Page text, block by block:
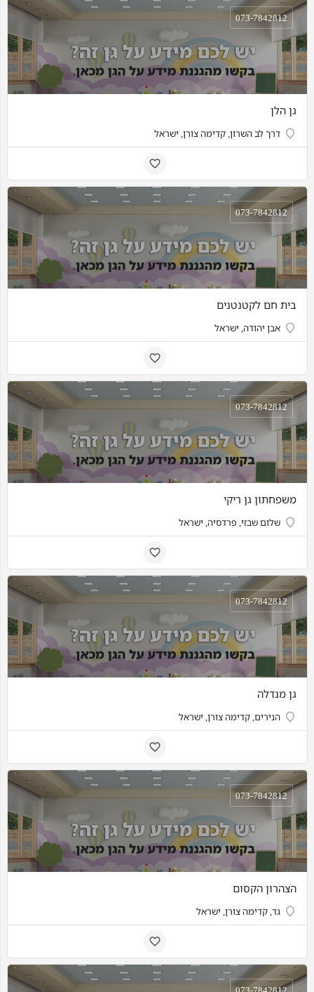
גן הלן
דרך לב השרון, קדימה צורן, ישראל
073-7842812
בית חם לקטנטנים
אבן יהודה, ישראל
073-7842812
משפחתון גן ריקי
שלום שבזי, פרדסיה, ישראל
073-7842812
גן מנדלה
הנירים, קדימה צורן, ישראל
073-7842812
הצהרון הקסום
גד, קדימה צורן, ישראל
073-7842812
073-7842812